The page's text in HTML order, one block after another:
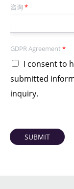
咨询 *
GDPR Agreement *
I consent to
submitted
inquiry.
SUBMIT